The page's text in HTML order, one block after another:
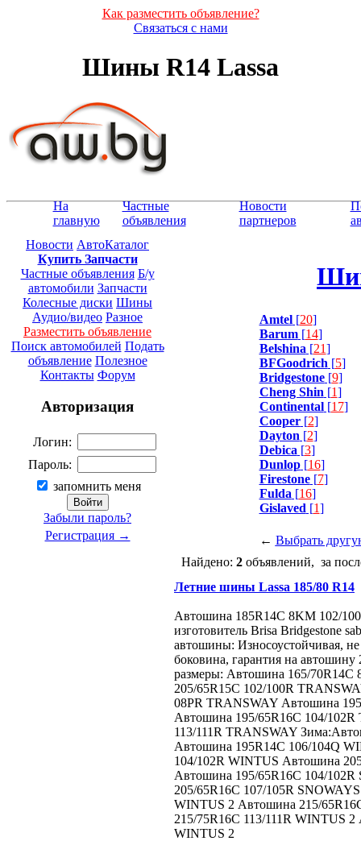
Как разместить объявление?
Связаться с нами
Шины R14 Lassa
На
главную
Частные
объявления
Новости
партнеров
Новости АвтоКаталог
Купить Запчасти
Частные объявления Б/у
автомобили Запчасти
Колесные диски Шины
Аудио/видео Разное
Разместить объявление
Поиск автомобилей Подать
объявление Полезное
Контакты Форум
Авторизация
Логин:
Пароль:
запомнить меня
Забыли пароль?
Регистрация →
Amtel[20]
Barum[14]
Belshina [21]
BFGoodrich [5]
Bridgestone[9]
Cheng Shin [1]
Continental[17]
Cooper[2]
Dayton [2]
Debica [3]
Dunlop[16]
Firestone[7]
Fulda [16]
Gislaved [1]
← Выбрать
Найдено: 2объявлений, за
Летние шины Lassa 185/80 R14
Автошина 185R14C 8KM 102/
изготовитель Brisa Bridgestone
автошины: Износоустойчивая, не
боковина, гарантия на автошину
размеры: Автошина 165/
205/65R15C 102/100R
08PR TRANSWAY Автошина
Автошина 195/65R16C 104/
113/111R TRANSWAY
Автошина 195R14C 106/104Q
104/102R WINTUS Автошина
Автошина 195/65R16C 104/
205/65R16C 107/105R
WINTUS 2 Автошина 215/
215/75R16C 113/111R WINTUS
WINTUS 2